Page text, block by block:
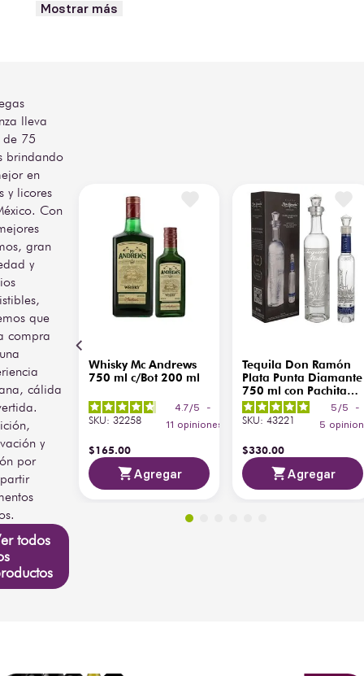
Granadina Madrileña 1 L
Mostrar más
lleva
de 75
brindando
en
y licores
Con
gran
y
que
compra
cálida
y
por
todos
Whisky Mc Andrews
750 ml c/Bot 200 ml
4.7/5
-
11 opiniones
SKU: 32258
$165.00
Agregar
Tequila Don Ramón
Plata Punta Diamante
750 ml con Pachita
200 ml
5 /5
-
5
SKU: 43221
$330.00
Agregar